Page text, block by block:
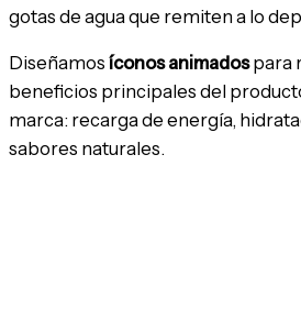
gotas de agua que remiten a lo
Diseñamos íconos animadospara
beneficios principales del
marca: recarga de energía,
sabores naturales.